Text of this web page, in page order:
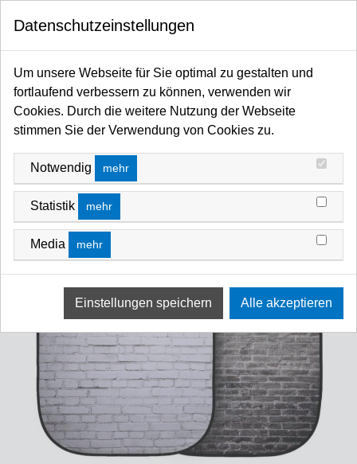
Startseite
Reflektoren / Softboxen
Hintergrund Foto allgemein
Hintergründe - faltbar/Textil/Vinyl
Datenschutzeinstellungen
Um unsere Webseite für Sie optimal zu gestalten und
fortlaufend verbessern zu können, verwenden wir
Cookies. Durch die weitere Nutzung der Webseite
stimmen Sie der Verwendung von Cookies zu.
Notwendig mehr
Statistik mehr
Media mehr